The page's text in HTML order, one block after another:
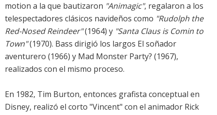
motion a la que bautizaron "Animagic", regalaron a los
telespectadores clásicos navideños como "Rudolph the
Red-Nosed Reindeer"(1964) y "Santa Claus is Comin to
Town"(1970). Bass dirigió los largos El soñador
aventurero (1966) y Mad Monster Party? (1967),
realizados con el mismo proceso.
En 1982, Tim Burton, entonces grafista conceptual en
Disney, realizó el corto "Vincent" con el animador Rick